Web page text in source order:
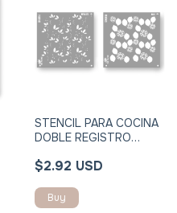
STENCIL PARA COCINA
DOBLE REGISTRO
$2.92 USD
Buy